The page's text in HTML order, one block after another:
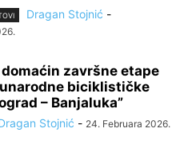
Dragan Stojnić -
završne etape
biciklističke
– Banjaluka”
Stojnić - 24. Februara 2026.